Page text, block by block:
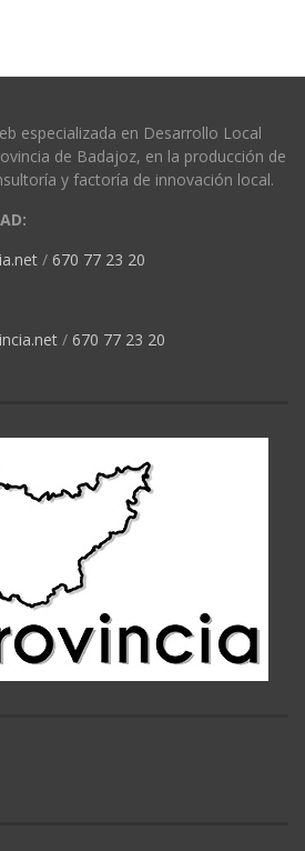
especializada en Desarrollo Local
de Badajoz, en la producción de
y factoría de innovación local.
/ 670 77 23 20
/ 670 77 23 20